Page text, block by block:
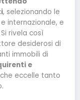
, selezionando le
internazionale, e
rivela così
desiderosi di
immobili di
e
eccelle tanto